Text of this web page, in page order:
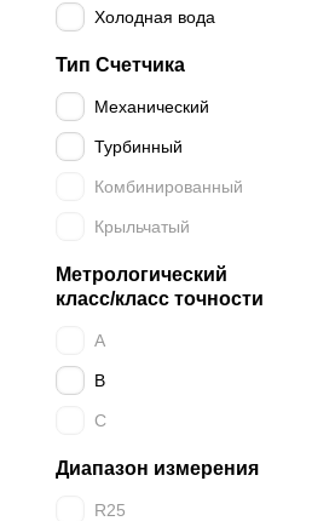
Холодная вода
Тип Счетчика
Механический
Турбинный
Комбинированный
Крыльчатый
Метрологический
класс/класс точности
A
B
C
Диапазон измерения
R25